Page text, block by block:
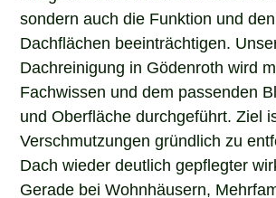
sondern auch die Funktion und
Dachflächen beeinträchtigen.
Dachreinigung in Gödenroth wird
Fachwissen und dem passenden
und Oberfläche durchgeführt. Ziel
Verschmutzungen gründlich zu
Dach wieder deutlich gepflegter
Gerade bei Wohnhäusern,